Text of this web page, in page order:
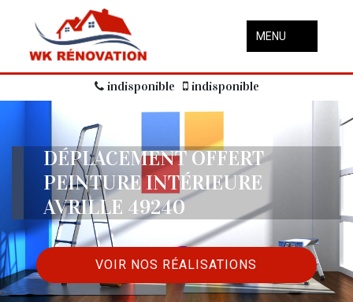
MENU
indisponible indisponible
DÉPLACEMENT OFFERT
PEINTURE INTÉRIEURE
AVRILLE 49240
VOIR NOS RÉALISATIONS